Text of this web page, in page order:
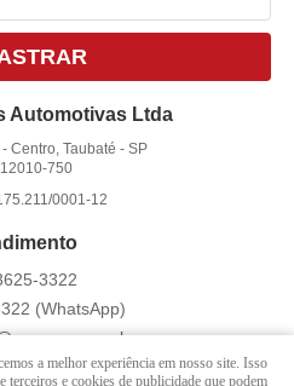
Automotivas Ltda
-Centro, Taubaté -SP
750
0001-12
3322
(WhatsApp)
a melhor experiência em nosso site. Isso
terceiros e cookies de publicidade que podem